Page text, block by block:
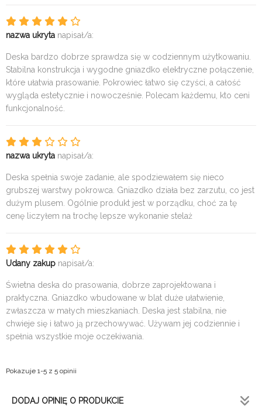
nazwa ukryta napisał/a:
Deska bardzo dobrze sprawdza się w codziennym użytkowaniu.
Stabilna konstrukcja i wygodne gniazdko elektryczne połączenie,
które ułatwia prasowanie. Pokrowiec łatwo się czyści, a całość
wygląda estetycznie i nowocześnie. Polecam każdemu, kto ceni
funkcjonalność.
nazwa ukryta napisał/a:
Deska spełnia swoje zadanie, ale spodziewałem się nieco
grubszej warstwy pokrowca. Gniazdko działa bez zarzutu, co jest
dużym plusem. Ogólnie produkt jest w porządku, choć za tę
cenę liczyłem na trochę lepsze wykonanie stelaż
Udany zakup napisał/a:
Świetna deska do prasowania, dobrze zaprojektowana i
praktyczna. Gniazdko wbudowane w blat duże ułatwienie,
zwłaszcza w małych mieszkaniach. Deska jest stabilna, nie
chwieje się i łatwo ją przechowywać. Używam jej codziennie i
spełnia wszystkie moje oczekiwania.
Pokazuje 1-5 z 5 opinii
DODAJ OPINIĘ O PRODUKCIE